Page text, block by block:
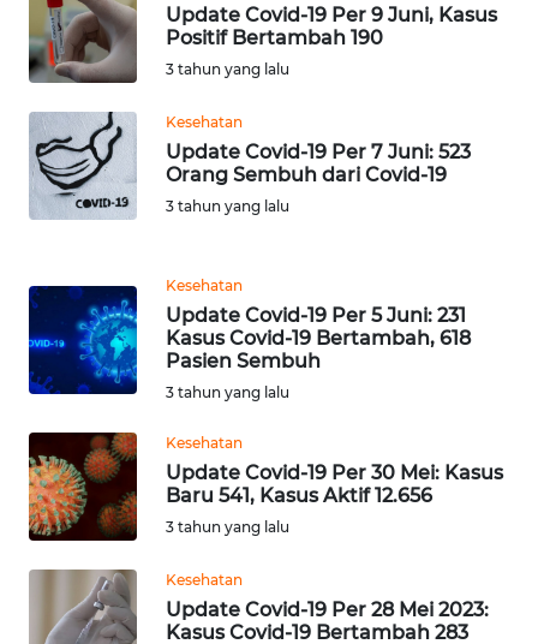
Update Covid-19 Per 9 Juni, Kasus
Positif Bertambah 190
3 tahun yang lalu
Kesehatan
Update Covid-19 Per 7 Juni: 523
Orang Sembuh dari Covid-19
3 tahun yang lalu
Kesehatan
Update Covid-19 Per 5 Juni: 231
Kasus Covid-19 Bertambah, 618
Pasien Sembuh
3 tahun yang lalu
Kesehatan
Update Covid-19 Per 30 Mei: Kasus
Baru 541, Kasus Aktif 12.656
3 tahun yang lalu
Kesehatan
Update Covid-19 Per 28 Mei 2023:
Kasus Covid-19 Bertambah 283
WN
JABAR
WN
BANTEN
WN
KEPRI
WN
WN
PAPUA
BARAT
RIAU